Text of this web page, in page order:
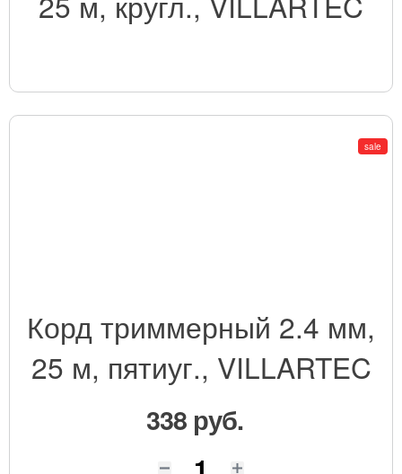
sale
Корд триммерный 2.4 мм,
25 м, пятиуг., VILLARTEC
338 руб.